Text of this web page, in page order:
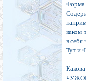
Форма
каком-
в себя
Тут и